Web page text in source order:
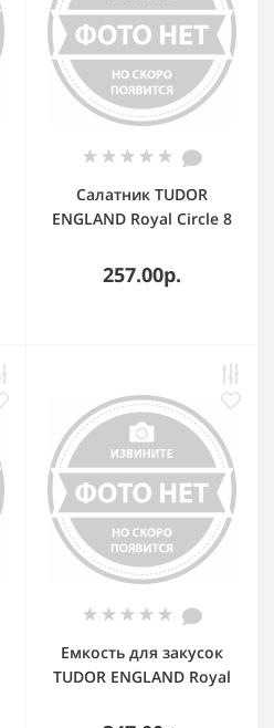
Салатник TUDOR
ENGLAND Royal Circle 8
257.00р.
Емкость для закусок
TUDOR ENGLAND Royal